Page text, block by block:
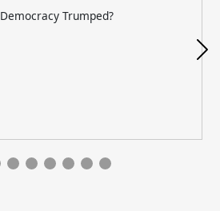
Democracy Trumped?